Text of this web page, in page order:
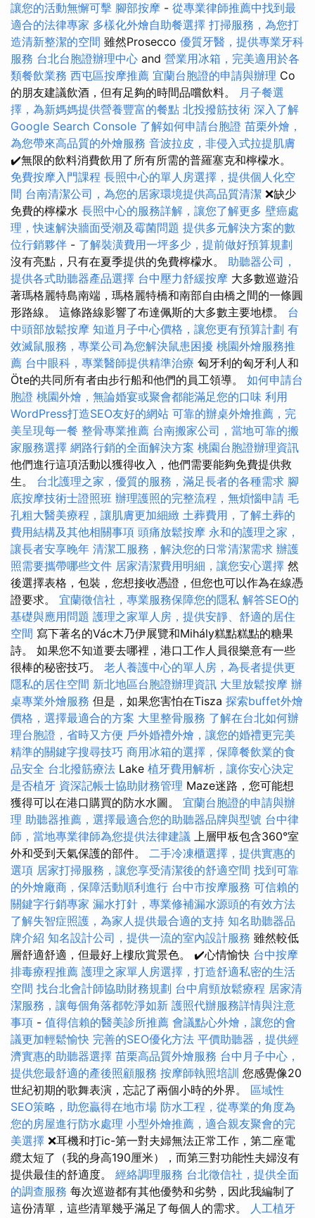
讓您的活動無懈可擊 腳部按摩 - 從專業律師推薦中找到最
適合的法律專家 多樣化外燴自助餐選擇 打掃服務，為您打
造清新整潔的空間 雖然Prosecco 優質牙醫，提供專業牙科
服務 台北台胞證辦理中心 and 營業用冰箱，完美適用於各
類餐飲業務 西屯區按摩推薦 宜蘭台胞證的申請與辦理 Co
的朋友建議飲酒，但有足夠的時間品嚐飲料。 月子餐選
擇，為新媽媽提供營養豐富的餐點 北投撥筋技術 深入了解
Google Search Console 了解如何申請台胞證 苗栗外燴，
為您帶來高品質的外燴服務 音波拉皮，非侵入式拉提肌膚
✔️無限的飲料消費飲用了所有所需的普羅塞克和檸檬水。
免費按摩入門課程 長照中心的單人房選擇，提供個人化空
間 台南清潔公司，為您的居家環境提供高品質清潔 ❌缺少
免費的檸檬水 長照中心的服務詳解，讓您了解更多 壁癌處
理，快速解決牆面受潮及霉菌問題 提供多元解決方案的數
位行銷夥伴 - 了解裝潢費用一坪多少，提前做好預算規劃
沒有亮點，只有在夏季提供的免費檸檬水。 助聽器公司，
提供各式助聽器產品選擇 台中壓力舒緩按摩 大多數巡遊沿
著瑪格麗特島南端，瑪格麗特橋和南部自由橋之間的一條圓
形路線。 這條路線影響了布達佩斯的大多數主要地標。 台
中頭部放鬆按摩 知道月子中心價格，讓您更有預算計劃 有
效滅鼠服務，專業公司為您解決鼠患困擾 桃園外燴服務推
薦 台中眼科，專業醫師提供精準治療 匈牙利的匈牙利人和
Öte的共同所有者由步行船和他們的員工領導。 如何申請台
胞證 桃園外燴，無論婚宴或聚會都能滿足您的口味 利用
WordPress打造SEO友好的網站 可靠的辦桌外燴推薦，完
美呈現每一餐 整骨專業推薦 台南搬家公司，當地可靠的搬
家服務選擇 網路行銷的全面解決方案 桃園台胞證辦理資訊
他們進行這項活動以獲得收入，他們需要能夠免費提供救
生。 台北護理之家，優質的服務，滿足長者的各種需求 腳
底按摩技術士證照班 辦理護照的完整流程，無煩惱申請 毛
孔粗大醫美療程，讓肌膚更加細緻 土葬費用，了解土葬的
費用結構及其他相關事項 頭痛放鬆按摩 永和的護理之家，
讓長者安享晚年 清潔工服務，解決您的日常清潔需求 辦護
照需要攜帶哪些文件 居家清潔費用明細，讓您安心選擇 然
後選擇表格，包裝，您想接收憑證，但您也可以作為在線憑
證要求。 宜蘭徵信社，專業服務保障您的隱私 解答SEO的
基礎與應用問題 護理之家單人房，提供安靜、舒適的居住
空間 寫下著名的Vác木乃伊展覽和Mihály糕點糕點的糖果
詩。 如果您不知道要去哪裡，港口工作人員很樂意有一些
很棒的秘密技巧。 老人養護中心的單人房，為長者提供更
隱私的居住空間 新北地區台胞證辦理資訊 大里放鬆按摩 辦
桌專業外燴服務 但是，如果您害怕在Tisza 探索buffet外燴
價格，選擇最適合的方案 大里整骨服務 了解在台北如何辦
理台胞證，省時又方便 戶外婚禮外燴，讓您的婚禮更完美
精準的關鍵字搜尋技巧 商用冰箱的選擇，保障餐飲業的食
品安全 台北撥筋療法 Lake 植牙費用解析，讓你安心決定
是否植牙 資深記帳士協助財務管理 Maze迷路，您可能想
獲得可以在港口購買的防水水圖。 宜蘭台胞證的申請與辦
理 助聽器推薦，選擇最適合您的助聽器品牌與型號 台中律
師，當地專業律師為您提供法律建議 上層甲板包含360°室
外和受到天氣保護的部件。 二手冷凍櫃選擇，提供實惠的
選項 居家打掃服務，讓您享受清潔後的舒適空間 找到可靠
的外燴廠商，保障活動順利進行 台中市按摩服務 可信賴的
關鍵字行銷專家 漏水打針，專業修補漏水源頭的有效方法
了解失智症照護，為家人提供最合適的支持 知名助聽器品
牌介紹 知名設計公司，提供一流的室內設計服務 雖然較低
層舒適舒適，但最好上樓欣賞景色。 ✔️心情愉快 台中按摩
排毒療程推薦 護理之家單人房選擇，打造舒適私密的生活
空間 找台北會計師協助財務規劃 台中肩頸放鬆療程 居家清
潔服務，讓每個角落都乾淨如新 護照代辦服務詳情與注意
事項 - 值得信賴的醫美診所推薦 會議點心外燴，讓您的會
議更加輕鬆愉快 完善的SEO優化方法 平價助聽器，提供經
濟實惠的助聽器選擇 苗栗高品質外燴服務 台中月子中心，
提供您最舒適的產後照顧服務 按摩師執照培訓 您感覺像20
世紀初期的歌舞表演，忘記了兩個小時的外界。 區域性
SEO策略，助您贏得在地市場 防水工程，從專業的角度為
您的房屋進行防水處理 小型外燴推薦，適合親友聚會的完
美選擇 ❌耳機和打ic-第一對夫婦無法正常工作，第二座電
纜太短了（我的身高190厘米），而第三對功能性夫婦沒有
提供最佳的舒適度。 經絡調理服務 台北徵信社，提供全面
的調查服務 每次巡遊都有其他優勢和劣勢，因此我編制了
這份清單，這些清單幾乎滿足了每個人的需求。 人工植牙